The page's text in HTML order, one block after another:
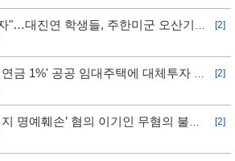
"…대진연 학생들, 주한미군 오산기지
[2]
금 1%' 공공 임대주택에 대체투자 검
[2]
명예훼손’ 혐의 이기인 무혐의 불송
[2]